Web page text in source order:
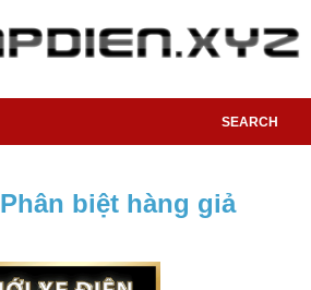
SEARCH
Phân biệt hàng giả